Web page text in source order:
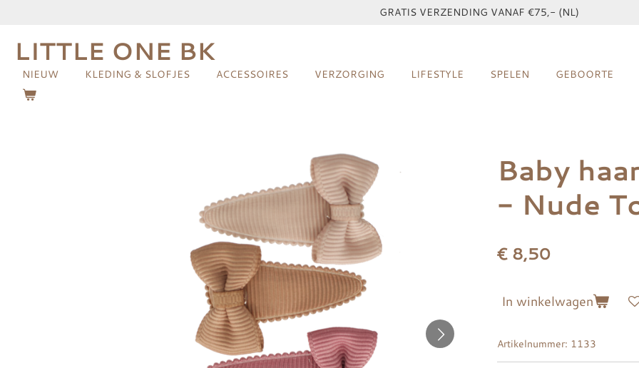
naar
de
hoofdinhoud
GRATIS VERZENDING VANAF €75,- (NL)
LITTLE ONE BK
NIEUW KLEDING & SLOFJES ACCESSOIRES VERZORGING LIFESTYLE SPELEN GEBOORTE
Baby
- Nude
€ 8,50
In winkelwagen
Artikelnummer: 1133